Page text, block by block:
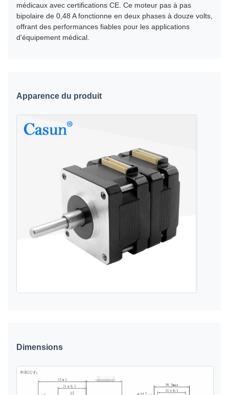
médicaux avec certifications CE. Ce moteur pas à pas
bipolaire de 0,48 A fonctionne en deux phases à douze volts,
offrant des performances fiables pour les applications
d'équipement médical.
Apparence du produit
Dimensions